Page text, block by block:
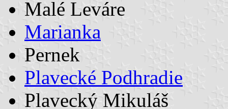
Malé Leváre
Marianka
Pernek
Plavecké Podhradie
Plavecký Mikuláš